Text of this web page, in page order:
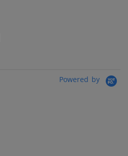
Powered by